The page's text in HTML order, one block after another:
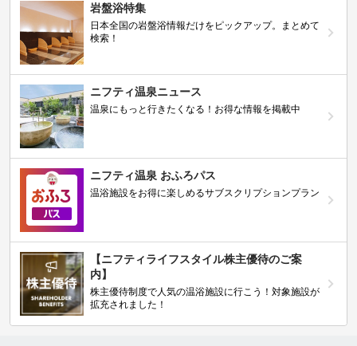
岩盤浴特集
日本全国の岩盤浴情報だけをピックアップ。まとめて
検索！
ニフティ温泉ニュース
温泉にもっと行きたくなる！お得な情報を掲載中
ニフティ温泉 おふろパス
温浴施設をお得に楽しめるサブスクリプションプラン
【ニフティライフスタイル株主優待のご案
内】
株主優待制度で人気の温浴施設に行こう！対象施設が
拡充されました！